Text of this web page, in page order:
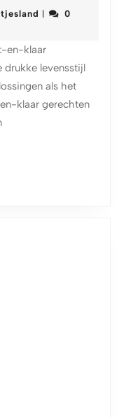
onze
kant-
|
0
en-klaar
drukke levensstijl
als het
klaar gerechten